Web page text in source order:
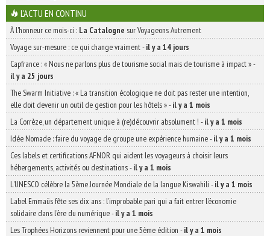
L'ACTU EN CONTINU
À l'honneur ce mois-ci : La Catalogne sur Voyageons Autrement
Voyage sur-mesure : ce qui change vraiment-il y a 14 jours
Capfrance : « Nous ne parlons plus de tourisme social mais de tourisme à impact »-
il y a 25 jours
The Swarm Initiative : « La transition écologique ne doit pas rester une intention,
elle doit devenir un outil de gestion pour les hôtels »-il y a 1 mois
La Corrèze, un département unique à (re)découvrir absolument ! -il y a 1 mois
Idée Nomade : faire du voyage de groupe une expérience humaine-il y a 1 mois
Ces labels et certifications AFNOR qui aident les voyageurs à choisir leurs
hébergements, activités ou destinations-il y a 1 mois
L’UNESCO célèbre la 5ème Journée Mondiale de la langue Kiswahili -il y a 1 mois
Label Emmaüs fête ses dix ans : l’improbable pari qui a fait entrer l’économie
solidaire dans l’ère du numérique-il y a 1 mois
Les Trophées Horizons reviennent pour une 5ème édition -il y a 1 mois